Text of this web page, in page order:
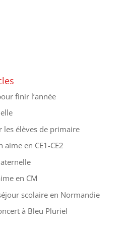
finir l’année
élèves de primaire
aime en CE1-CE2
en CM
scolaire en Normandie
à Bleu Pluriel